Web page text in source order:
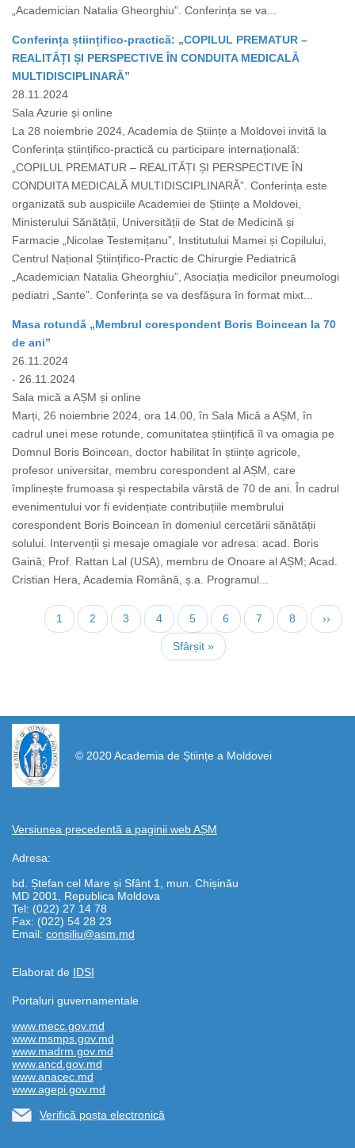
„Academician Natalia Gheorghiu”. Conferința se va...
Conferința științifico-practică: „COPILUL PREMATUR –
REALITĂȚI ȘI PERSPECTIVE ÎN CONDUITA MEDICALĂ
MULTIDISCIPLINARĂ”
28.11.2024
Sala Azurie și online
La 28 noiembrie 2024, Academia de Științe a Moldovei invită la
Conferința științifico-practică cu participare internațională:
„COPILUL PREMATUR – REALITĂȚI ȘI PERSPECTIVE ÎN
CONDUITA MEDICALĂ MULTIDISCIPLINARĂ”. Conferința este
organizată sub auspiciile Academiei de Științe a Moldovei,
Ministerului Sănătății, Universității de Stat de Medicină și
Farmacie „Nicolae Testemițanu”, Institutului Mamei și Copilului,
Centrul Național Științifico-Practic de Chirurgie Pediatrică
„Academician Natalia Gheorghiu”, Asociația medicilor pneumologi
pediatri „Sante”. Conferința se va desfășura în format mixt...
Masa rotundă „Membrul corespondent Boris Boincean la 70
de ani”
26.11.2024
- 26.11.2024
Sala mică a AȘM și online
Marți, 26 noiembrie 2024, ora 14.00, în Sala Mică a AȘM, în
cadrul unei mese rotunde, comunitatea științifică îl va omagia pe
Domnul Boris Boincean, doctor habilitat în științe agricole,
profesor universitar, membru corespondent al AȘM, care
împlinește frumoasa şi respectabila vârstă de 70 de ani. În cadrul
evenimentului vor fi evidențiate contribuțiile membrului
corespondent Boris Boincean în domeniul cercetării sănătății
solului. Intervenții și mesaje omagiale vor adresa: acad. Boris
Gaină; Prof. Rattan Lal (USA), membru de Onoare al AȘM; Acad.
Cristian Hera, Academia Română, ș.a. Programul...
PaginarePagina
curentă
1 Page
2 Page
3 Page
4 Page
5 Page
6 Page
7 Page
8 ››
Ultima
pagină
Sfârșit »
© 2020 Academia de Științe a Moldovei
Versiunea precedentă a paginii web AȘM
Adresa:
bd. Ștefan cel Mare și Sfânt 1, mun. Chișinău
MD 2001, Republica Moldova
Tel: (022) 27 14 78
Fax: (022) 54 28 23
Email: consiliu@asm.md
Elaborat de IDSI
https://propletenie.ru/
Portaluri guvernamentale
www.mecc.gov.md
www.msmps.gov.md
www.madrm.gov.md
www.ancd.gov.md
www.anacec.md
www.agepi.gov.md
Verifică poșta electronică